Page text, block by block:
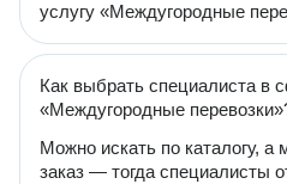
услугу «Междугородные
Как выбрать специалиста в
«Междугородные
Можно искать по каталогу, а
заказ — тогда специалисты